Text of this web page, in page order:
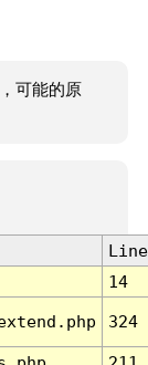
可能的原
Line
14
324